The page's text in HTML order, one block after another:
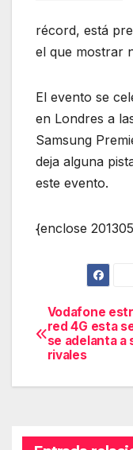
récord, está
el que mostrar
El evento se
en Londres a
Samsung
deja alguna
este evento.
{enclose
de
Vodafone
red 4G esta
se adelanta a
rivales